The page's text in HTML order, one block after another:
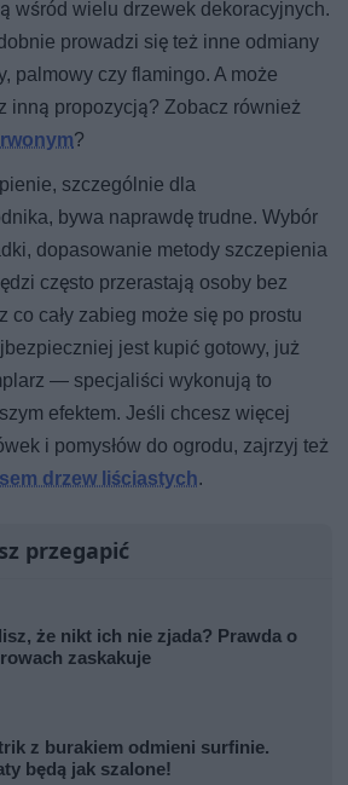
wśród wielu drzewek dekoracyjnych.
prowadzi się też inne odmiany
palmowy czy flamingo. A może
inną propozycją? Zobacz również
?
szczególnie dla
bywa naprawdę trudne. Wybór
dopasowanie metody szczepienia
często przerastają osoby bez
co cały zabieg może się po prostu
jest kupić gotowy, już
— specjaliści wykonują to
efektem. Jeśli chcesz więcej
i pomysłów do ogrodu, zajrzyj też
drzew liściastych.
przegapić
że nikt ich nie zjada? Prawda o
zaskakuje
z burakiem odmieni surfinie.
będą jak szalone!